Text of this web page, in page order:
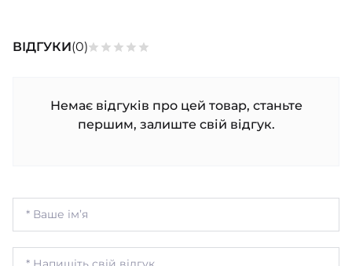
ВІДГУКИ(0)
Немає відгуків про цей товар, станьте
першим, залиште свій відгук.